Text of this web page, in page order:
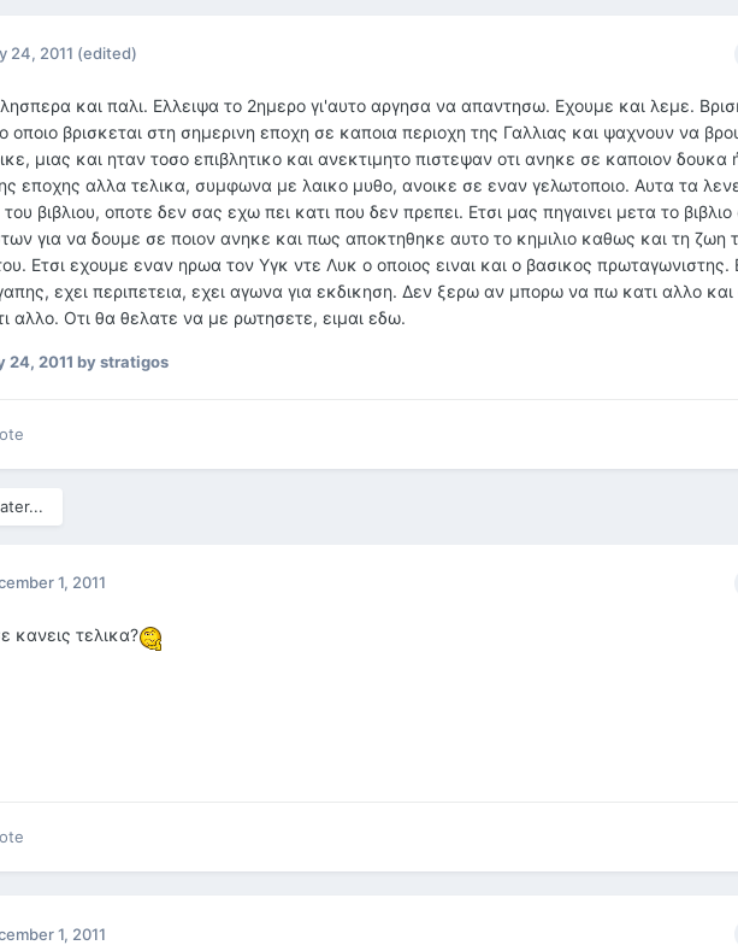
24, 2011 (edited)
και παλι. Ελλειψα το 2ημερο γι'αυτο αργησα να απαντησω. Εχουμε και λεμε.
οποιο βρισκεται στη σημερινη εποχη σε καποια περιοχη της Γαλλιας και ψαχνουν να
μιας και ηταν τοσο επιβλητικο και ανεκτιμητο πιστεψαν οτι ανηκε σε καποιον δουκα
εποχης αλλα τελικα, συμφωνα με λαικο μυθο, ανοικε σε εναν γελωτοποιο. Αυτα τα
του βιβλιου, οποτε δεν σας εχω πει κατι που δεν πρεπει. Ετσι μας πηγαινει μετα το
για να δουμε σε ποιον ανηκε και πως αποκτηθηκε αυτο το κημιλιο καθως και τη ζωη
Ετσι εχουμε εναν ηρωα τον Yγκ ντε Λυκ ο οποιος ειναι και ο βασικος πρωταγωνιστης.
εχει περιπετεια, εχει αγωνα για εκδικηση. Δεν ξερω αν μπορω να πω κατι αλλο και
αλλο. Οτι θα θελατε να με ρωτησετε, ειμαι εδω.
24, 2011 by stratigos
1, 2011
κανεις τελικα?
1, 2011